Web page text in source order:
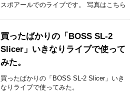
スポアールでのライブです。 写真はこちら
買ったばかりの「BOSS SL-2
Slicer」いきなりライブで使って
みた。
買ったばかりの「BOSS SL-2 Slicer」いき
なりライブで使ってみた。